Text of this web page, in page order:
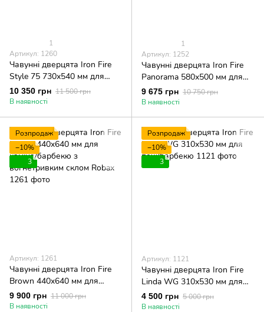
1
Артикул: 1260
Чавунні дверцята Iron Fire
Style 75 730х540 мм для
каміна/барбекю з
вогнетривким склом Robax
10 350 грн 11 500 грн
В наявності
1
Артикул: 1252
Чавунні дверцята Iron Fire
Panorama 580х500 мм для
печі/барбекю з
вогнетривким склом Robax
9 675 грн 10 750 грн
В наявності
Розпродаж
−10%
3
Артикул: 1261
Чавунні дверцята Iron Fire
Brown 440x640 мм для
каміна/барбекю з
вогнетривким склом Robax
9 900 грн 11 000 грн
В наявності
Розпродаж
−10%
3
Артикул: 1121
Чавунні дверцята Iron Fire
Linda WG 310х530 мм для
печі/барбекю
4 500 грн 5 000 грн
В наявності